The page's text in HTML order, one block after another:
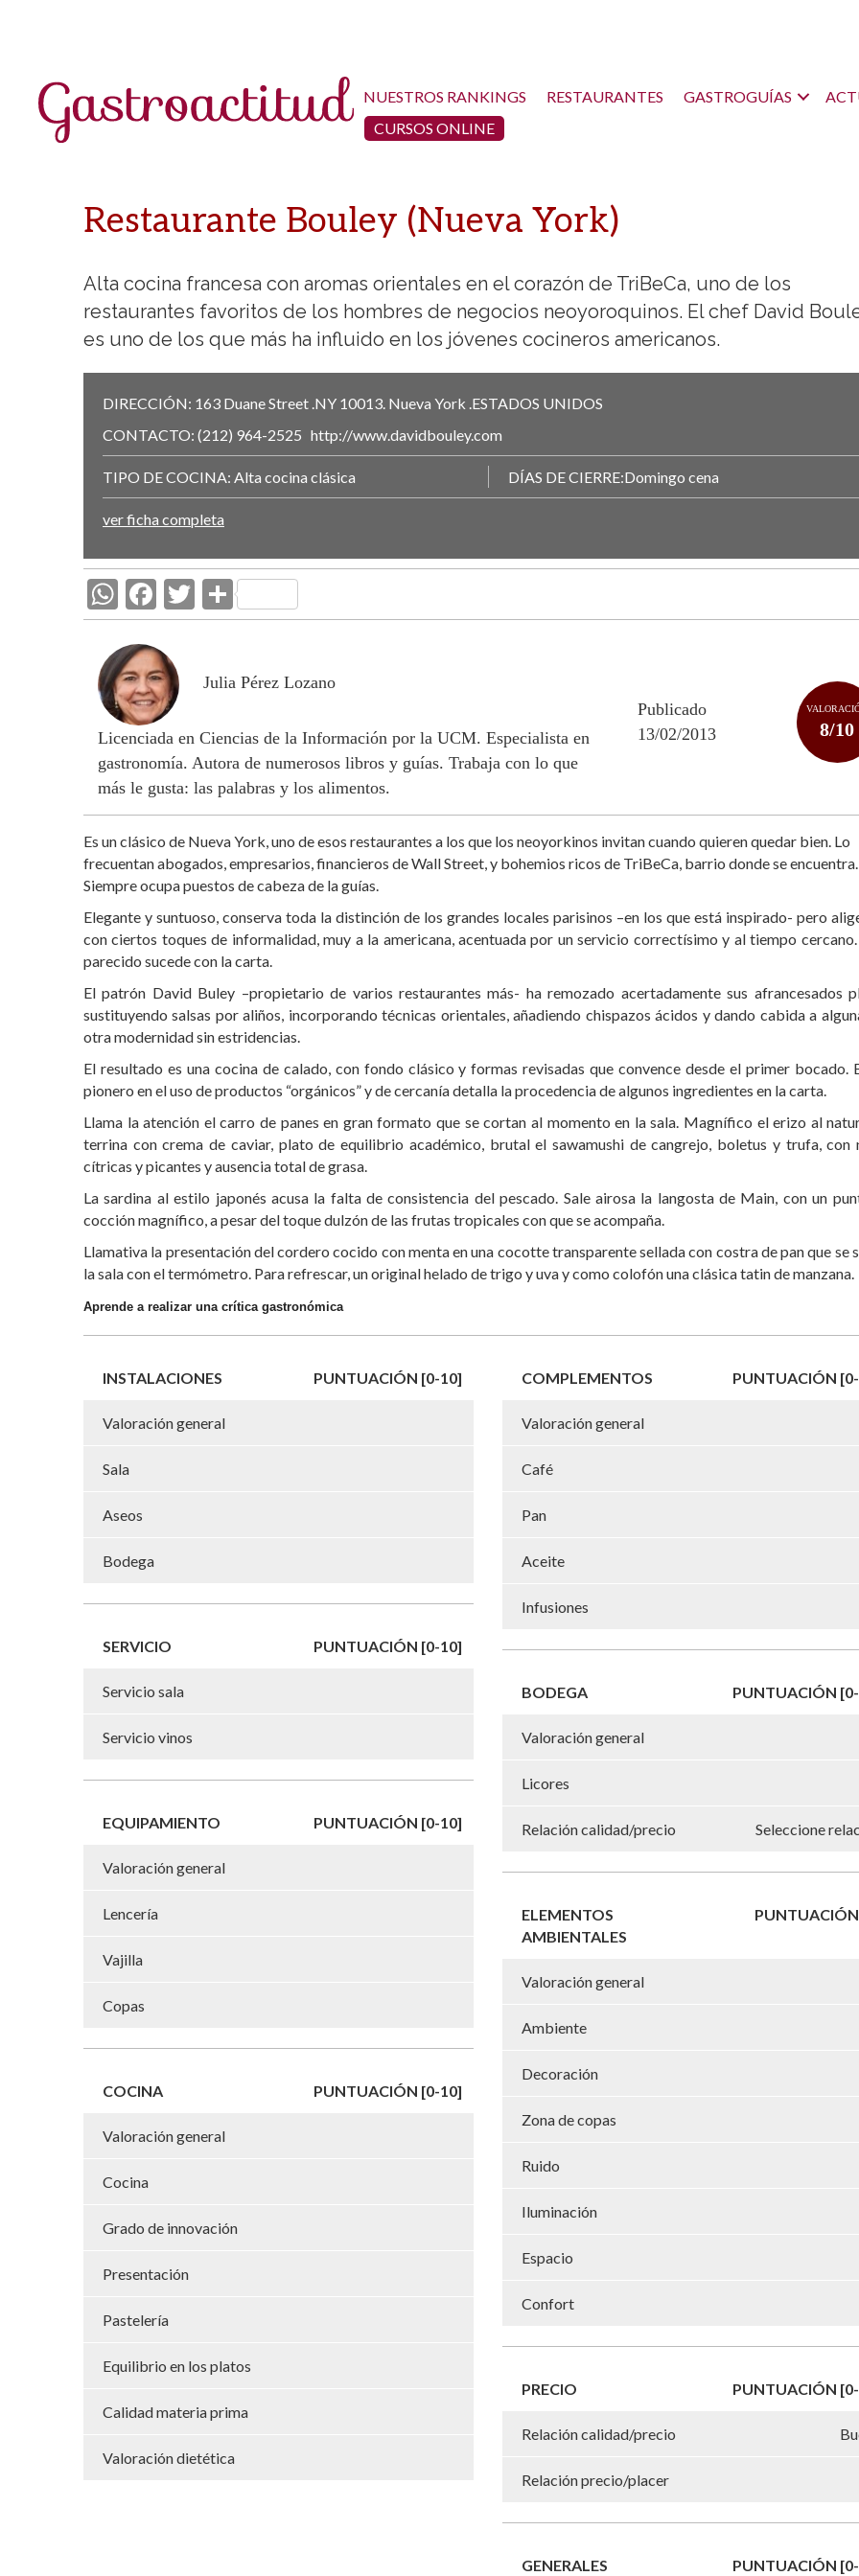
NUESTROS RANKINGS RESTAURANTES GASTROGUÍAS
CURSOS ONLINE
Restaurante Bouley (Nueva York)
Alta cocina francesa con aromas orientales en el corazón de TriBeCa, uno de los
restaurantes favoritos de los hombres de negocios neoyoroquinos. El chef David
es uno de los que más ha influido en los jóvenes cocineros americanos.
DIRECCIÓN: 163 Duane Street .NY 10013. Nueva York ESTADOS UNIDOS
CONTACTO: (212) 964-2525 http://www.davidbouley.com
TIPO DE COCINA: Alta cocina clásica DÍAS DE CIERRE:Domingo cena
ver ficha completa
W
h
at
s
A
p
p
F
ac
e
b
o
o
k
T
w
er
C
o
p
ti
r
Julia Pérez Lozano
Licenciada en Ciencias de la Información por la UCM. Especialista en
gastronomía. Autora de numerosos libros y guías. Trabaja con lo que
más le gusta: las palabras y los alimentos.
Publicado
13/02/2013
8/10
Es un clásico de Nueva York, uno de esos restaurantes a los que los neoyorkinos invitan cuando quieren quedar bien. Lo
frecuentan abogados, empresarios, financieros de Wall Street, y bohemios ricos de TriBeCa, barrio donde se encuentra.
Siempre ocupa puestos de cabeza de la guías.
Elegante y suntuoso, conserva toda la distinción de los grandes locales parisinos –en los que está inspirado- pero
con ciertos toques de informalidad, muy a la americana, acentuada por un servicio correctísimo y al tiempo
parecido sucede con la carta.
El patrón David Buley –propietario de varios restaurantes más- ha remozado acertadamente sus afrancesados
sustituyendo salsas por aliños, incorporando técnicas orientales, añadiendo chispazos ácidos y dando cabida a
otra modernidad sin estridencias.
El resultado es una cocina de calado, con fondo clásico y formas revisadas que convence desde el primer bocado.
pionero en el uso de productos “orgánicos” y de cercanía detalla la procedencia de algunos ingredientes en la carta.
Llama la atención el carro de panes en gran formato que se cortan al momento en la sala. Magnífico el erizo al
terrina con crema de caviar, plato de equilibrio académico, brutal el sawamushi de cangrejo, boletus y trufa, con
cítricas y picantes y ausencia total de grasa.
La sardina al estilo japonés acusa la falta de consistencia del pescado. Sale airosa la langosta de Main, con un
cocción magnífico, a pesar del toque dulzón de las frutas tropicales con que se acompaña.
Llamativa la presentación del cordero cocido con menta en una cocotte transparente sellada con costra de pan que se
la sala con el termómetro. Para refrescar, un original helado de trigo y uva y como colofón una clásica tatin de manzana.
Aprende a realizar una crítica gastronómica
INSTALACIONES PUNTUACIÓN [0-10]
Valoración general
Sala
Aseos
Bodega
SERVICIO PUNTUACIÓN [0-10]
Servicio sala
Servicio vinos
EQUIPAMIENTO PUNTUACIÓN [0-10]
Valoración general
Lencería
Vajilla
Copas
COCINA PUNTUACIÓN [0-10]
Valoración general
Cocina
Grado de innovación
Presentación
Pastelería
Equilibrio en los platos
Calidad materia prima
Valoración dietética
COMPLEMENTOS PUNTUACIÓN
Valoración general
Café
Pan
Aceite
Infusiones
BODEGA PUNTUACIÓN
Valoración general
Licores
Relación calidad/precio Seleccione
ELEMENTOS
AMBIENTALES
Valoración general
Ambiente
Decoración
Zona de copas
Ruido
Iluminación
Espacio
Confort
PRECIO PUNTUACIÓN
Relación calidad/precio
Relación precio/placer
GENERALES PUNTUACIÓN